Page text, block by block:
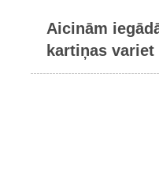
Aicinām
kartiņas variet